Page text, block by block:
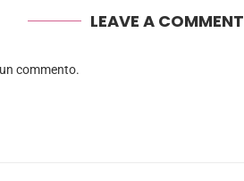
LEAVE A COMMENT
commento.